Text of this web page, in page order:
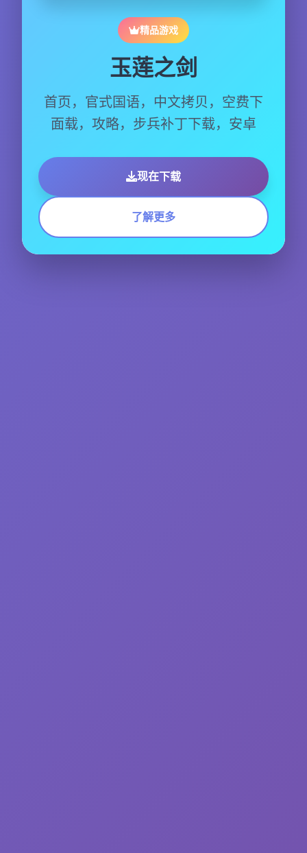
精品游戏
玉莲之剑
首页，官式国语，中文拷贝，空费下
面载，攻略，步兵补丁下载，安卓
现在下载
了解更多